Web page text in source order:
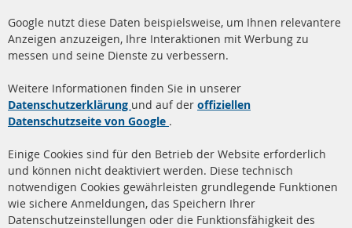
facebook
instagram
Quick Links
Dieselpartikelfilter (DPF)
Dieselpartikelfilter
Katalysator (KAT)
Sensoren
FAQ
Kundenservice
Über uns
Versandkosten
Kontakt
Vertrag widerrufen
Google nutzt diese Daten beispielsweise, um Ihnen relevantere
Anzeigen anzuzeigen, Ihre Interaktionen mit Werbung zu
messen und seine Dienste zu verbessern.
Weitere Informationen finden Sie in unserer
Datenschutzerklärung und auf der offiziellen
Datenschutzseite von Google .
Einige Cookies sind für den Betrieb der Website erforderlich
und können nicht deaktiviert werden. Diese technisch
notwendigen Cookies gewährleisten grundlegende Funktionen
wie sichere Anmeldungen, das Speichern Ihrer
Datenschutzeinstellungen oder die Funktionsfähigkeit des